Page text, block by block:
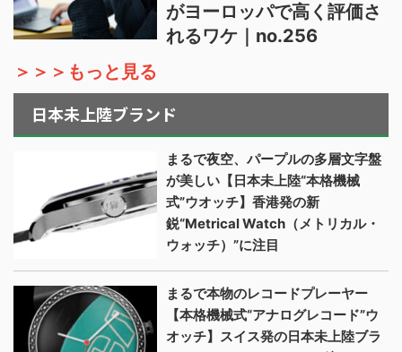
がヨーロッパで高く評価さ
れるワケ｜no.256
＞＞＞もっと見る
日本未上陸ブランド
まるで夜空、パープルの多層文字盤
が美しい【日本未上陸“本格機械
式”ウオッチ】香港発の新
鋭“Metrical Watch（メトリカル・
ウォッチ）”に注目
まるで本物のレコードプレーヤー
【本格機械式“アナログレコード”ウ
オッチ】スイス発の日本未上陸ブラ